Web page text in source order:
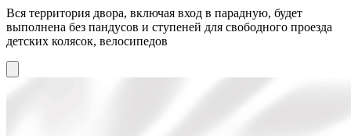
Вся территория двора, включая вход в парадную, будет
выполнена без пандусов и ступеней для свободного проезда
детских колясок, велосипедов